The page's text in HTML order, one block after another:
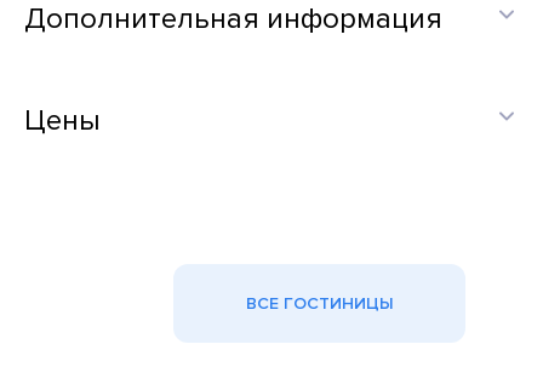
Дополнительная информация
Цены
ВСЕ ГОСТИНИЦЫ